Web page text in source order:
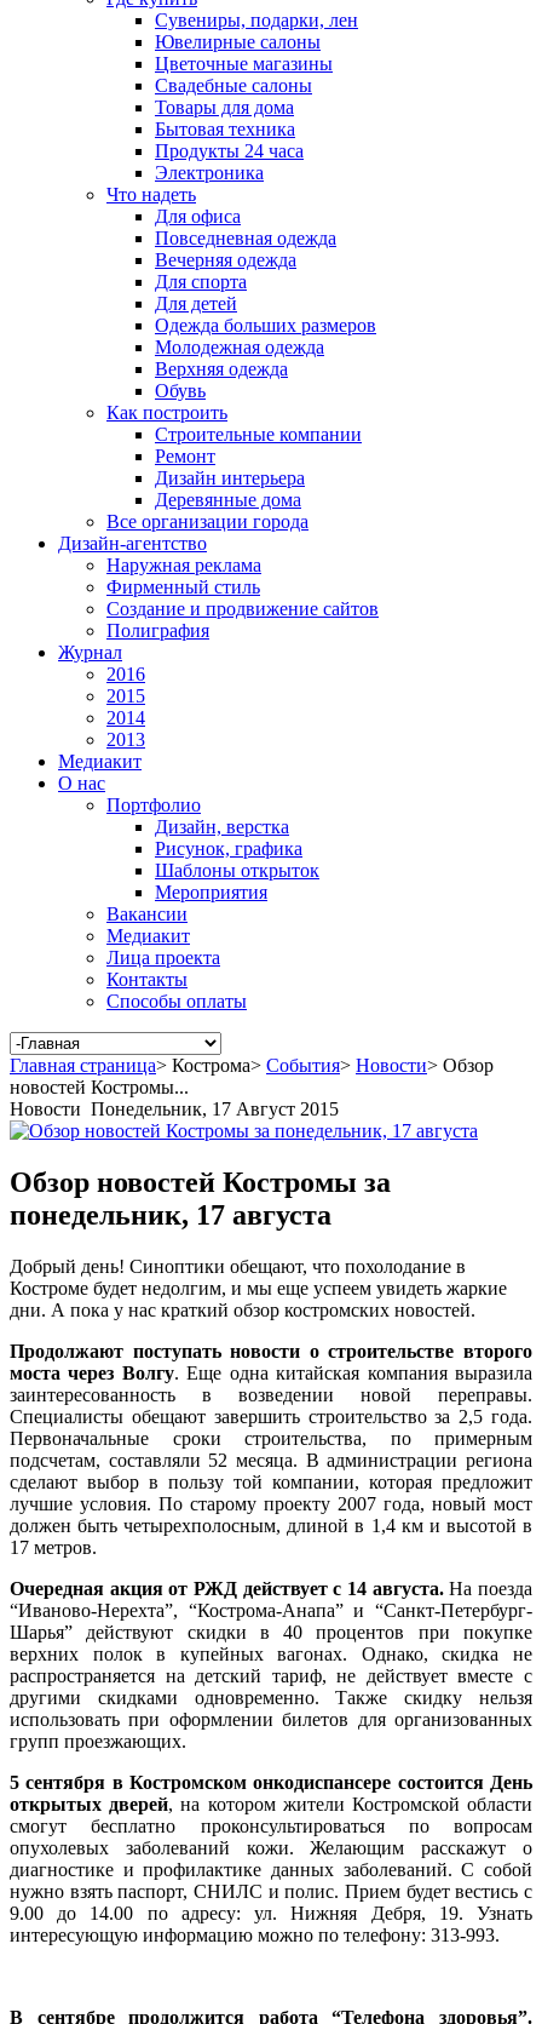
Сувениры, подарки, лен
Ювелирные салоны
Цветочные магазины
Свадебные салоны
Товары для дома
Бытовая техника
Продукты 24 часа
Электроника
Что надеть
Для офиса
Повседневная одежда
Вечерняя одежда
Для спорта
Для детей
Одежда больших размеров
Молодежная одежда
Верхняя одежда
Обувь
Как построить
Строительные компании
Ремонт
Дизайн интерьера
Деревянные дома
Все организации города
Дизайн-агентство
Наружная реклама
Фирменный стиль
Создание и продвижение сайтов
Полиграфия
Журнал
2016
2015
2014
2013
Медиакит
О нас
Портфолио
Дизайн, верстка
Рисунок, графика
Шаблоны открыток
Мероприятия
Вакансии
Медиакит
Лица проекта
Контакты
Способы оплаты
Главная страница> Кострома> События> Новости> Обзор
новостей Костромы...
Новости Понедельник, 17 Август 2015
Обзор новостей Костромы за
понедельник, 17 августа
Добрый день! Синоптики обещают, что похолодание в
Костроме будет недолгим, и мы еще успеем увидеть жаркие
дни. А пока у нас краткий обзор костромских новостей.
Продолжают поступать новости о строительстве второго
моста через Волгу. Еще одна китайская компания выразила
заинтересованность в возведении новой переправы.
Специалисты обещают завершить строительство за 2,5 года.
Первоначальные сроки строительства, по примерным
подсчетам, составляли 52 месяца. В администрации региона
сделают выбор в пользу той компании, которая предложит
лучшие условия. По старому проекту 2007 года, новый мост
должен быть четырехполосным, длиной в 1,4 км и высотой в
17 метров.
Очередная акция от РЖД действует с 14 августа.На поезда
“Иваново-Нерехта”, “Кострома-Анапа” и “Санкт-Петербург-
Шарья” действуют скидки в 40 процентов при покупке
верхних полок в купейных вагонах. Однако, скидка не
распространяется на детский тариф, не действует вместе с
другими скидками одновременно. Также скидку нельзя
использовать при оформлении билетов для организованных
групп проезжающих.
5 сентября в Костромском онкодиспансере состоится День
открытых дверей, на котором жители Костромской области
смогут бесплатно проконсультироваться по вопросам
опухолевых заболеваний кожи. Желающим расскажут о
диагностике и профилактике данных заболеваний. С собой
нужно взять паспорт, СНИЛС и полис. Прием будет вестись с
9.00 до 14.00 по адресу: ул. Нижняя Дебря, 19. Узнать
интересующую информацию можно по телефону: 313-993.
В сентябре продолжится работа “Телефона здоровья”.